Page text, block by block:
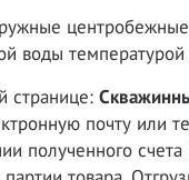
воды
странице:
почту или
полученного